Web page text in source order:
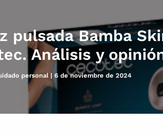
pulsada Bamba
Análisis y
personal| 6 de noviembre de 2024